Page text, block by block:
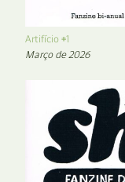
Artifício #1
Março de 2026